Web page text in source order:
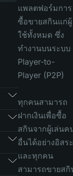
แพลตฟอร์มการ
ซื้อขายสกินแก่ผู้
ใช้ทั้งหมด ซึ่ง
ทำงานบนระบบ
Player-to-
Player (P2P)
ทุกคนสามารถ
ฝากเงินเพื่อซื้อ
สกินจากผู้เล่นค
อื่นได้อย่างอิสระ
และทุกคน
สามารถขายสกิ